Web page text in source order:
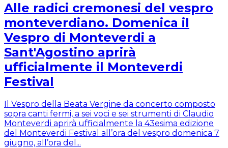
Alle radici cremonesi del vespro
monteverdiano. Domenica il
Vespro di Monteverdi a
Sant'Agostino aprirà
ufficialmente il Monteverdi
Festival
Il Vespro della Beata Vergine da concerto composto
sopra canti fermi, a sei voci e sei strumenti di Claudio
Monteverdi aprirà ufficialmente la 43esima edizione
del Monteverdi Festival all’ora del vespro domenica 7
giugno, all’ora del...